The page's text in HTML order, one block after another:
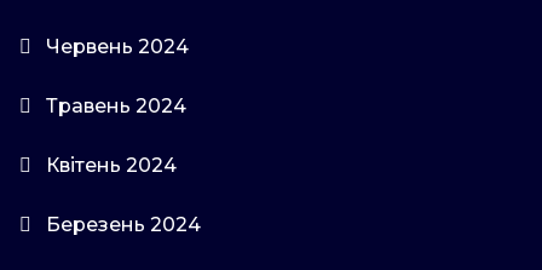
Червень 2024
Травень 2024
Квітень 2024
Березень 2024